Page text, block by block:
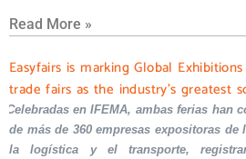
Read More »
Easyfairs is marking Global
trade fairs as the industry’s greatest
Celebradas en IFEMA, ambas ferias han
de más de 360 empresas expositoras
la logística y el transporte,